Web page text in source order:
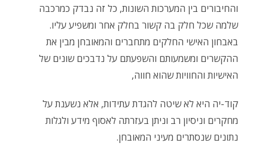
והחיבורים בין המערכות השונות, כל זה נבדק כמרכבה
שלמה שכל חלק בה קשור בחלק אחר ומשפיע עליו.
באבחון האישי החלקים מתחברים והמאובחן מבין את
ההקשרים ומשמעותם והשפעתם על נדבכים שונים של
האישיות והחוויות שהוא חווה,
קוד-יה היא לא שיטה להגדת עתידות, אלא נשענת על
מחקרים וניסיון רב וניתן בעזרתה לאסוף מידע ולגלות
נתונים שנסתרים מעיני המאובחן.